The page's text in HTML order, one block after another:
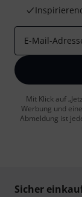
E-Mail-
Mit Klick auf
Werbung und
Abmeldung ist
Sicher